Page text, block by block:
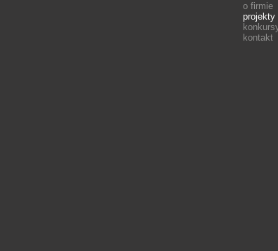
o firmie
projekty
kontakt